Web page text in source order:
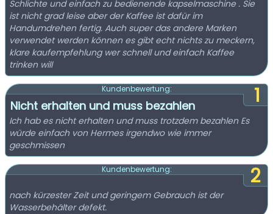
Schlichte und einfach zu bedienende kapselmaschine . Sie
ist nicht grad leise aber der Kaffee ist dafür im
Handumdrehen fertig. Auch super das andere Marken
verwendet werden können es gibt echt nichts zu meckern,
klare kaufempfehlung wer schnell und einfach Kaffee
trinken will
1
Kundenbewertung:
Nicht erhalten und muss bezahlen
Ich hab es nicht erhalten und muss trotzdem bezahlen Es
würde einfach von Hermes irgendwo wie immer
geschmissen
2
Kundenbewertung:
nach kürzester Zeit und geringem Gebrauch ist der
Wasserbehälter defekt.